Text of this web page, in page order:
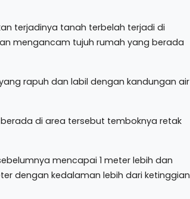
terjadinya tanah terbelah terjadi di
mengancam tujuh rumah yang berada
rapuh dan labil dengan kandungan air
di area tersebut temboknya retak
mencapai 1 meter lebih dan
dengan kedalaman lebih dari ketinggian